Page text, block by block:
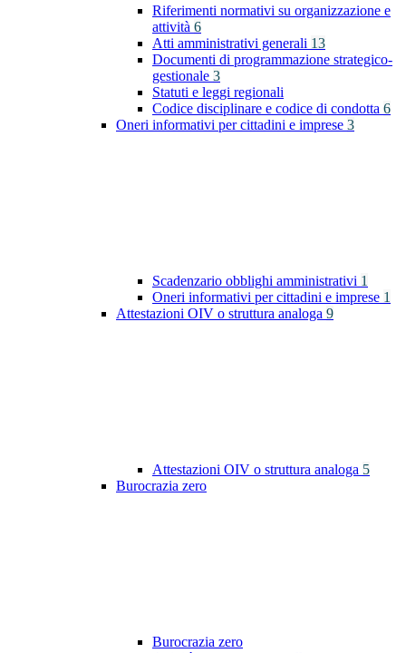
Riferimenti normativi su organizzazione e
attività 6
Atti amministrativi generali 13
Documenti di programmazione strategico-
gestionale 3
Statuti e leggi regionali
Codice disciplinare e codice di condotta 6
Oneri informativi per cittadini e imprese 3
Scadenzario obblighi amministrativi 1
Oneri informativi per cittadini e imprese 1
Attestazioni OIV o struttura analoga 9
Attestazioni OIV o struttura analoga 5
Burocrazia zero
Burocrazia zero